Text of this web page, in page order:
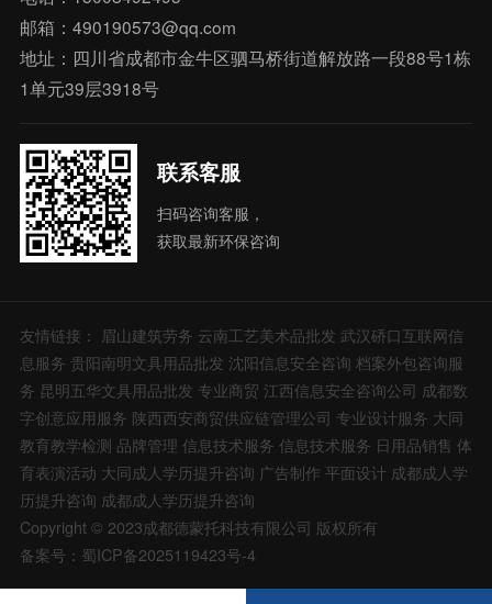
邮箱：490190573@qq.com
地址：四川省成都市金牛区驷马桥街道解放路一段88号1栋
1单元39层3918号
联系客服
扫码咨询客服，
获取最新环保咨询
友情链接： 眉山建筑劳务 云南工艺美术品批发 武汉硚口互联网信
息服务 贵阳南明文具用品批发 沈阳信息安全咨询 档案外包咨询服
务 昆明五华文具用品批发 专业商贸 江西信息安全咨询公司 成都数
字创意应用服务 陕西西安商贸供应链管理公司 专业设计服务 大同
教育教学检测 品牌管理 信息技术服务 信息技术服务 日用品销售 体
育表演活动 大同成人学历提升咨询 广告制作 平面设计 成都成人学
历提升咨询 成都成人学历提升咨询
Copyright © 2023成都德蒙托科技有限公司 版权所有
备案号：蜀ICP备2025119423号-4